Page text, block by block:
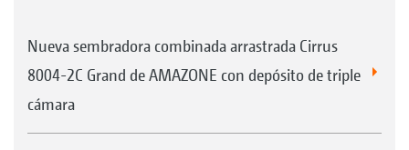
Nueva sembradora combinada arrastrada Cirrus
8004-2C Grand de AMAZONE con depósito de triple
cámara